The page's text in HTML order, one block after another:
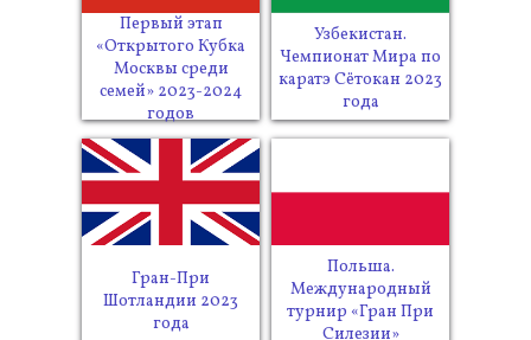
Первый этап
«Открытого Кубка
Москвы среди
семей» 2023-2024
годов
Узбекистан.
Чемпионат Мира по
каратэ Сётокан 2023
года
Гран-При
Шотландии 2023
года
Польша.
Международный
турнир «Гран При
Силезии»